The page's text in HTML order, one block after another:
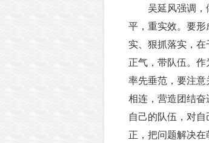
吴延风强调，做
平，重实效。要
实、狠抓落实，
正气，带队伍。作
率先垂范，要注
相连，营造团结
自己的队伍，对
正，把问题解决